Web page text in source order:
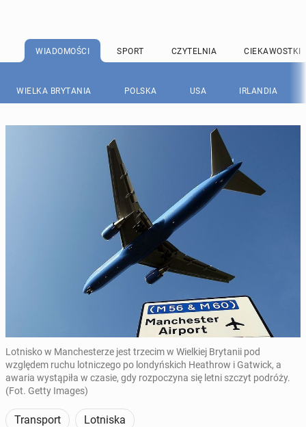
WIADOMOŚCI SPORT CZYTELNIA CIEKAWOSTKI
WIELKA BRYTANIA POLSKA USA IRLANDIA
Lotnisko w Manchesterze jest trzecim w Wielkiej Brytanii pod
względem ruchu lotniczego po londyńskich Heathrow i Gatwick, a
awaria wystąpiła w czasie, gdy rozpoczyna się letni szczyt podróży.
(Fot. Getty Images)
Transport Lotniska